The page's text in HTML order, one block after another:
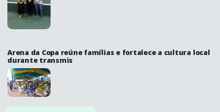
Arena da Copa reúne famílias e fortalece a cultura local
durante transmis